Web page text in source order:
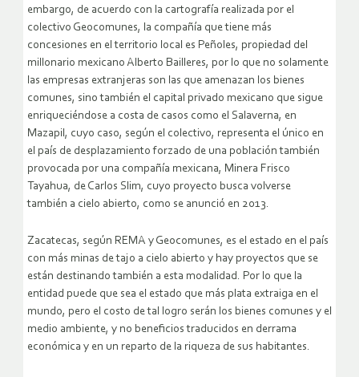
embargo, de acuerdo con la cartografía realizada por el
colectivo Geocomunes, la compañía que tiene más
concesiones en el territorio local es Peñoles, propiedad del
millonario mexicano Alberto Bailleres, por lo que no solamente
las empresas extranjeras son las que amenazan los bienes
comunes, sino también el capital privado mexicano que sigue
enriqueciéndose a costa de casos como el Salaverna, en
Mazapil, cuyo caso, según el colectivo, representa el único en
el país de desplazamiento forzado de una población también
provocada por una compañía mexicana, Minera Frisco
Tayahua, de Carlos Slim, cuyo proyecto busca volverse
también a cielo abierto, como se anunció en 2013.
Zacatecas, según REMA y Geocomunes, es el estado en el país
con más minas de tajo a cielo abierto y hay proyectos que se
están destinando también a esta modalidad. Por lo que la
entidad puede que sea el estado que más plata extraiga en el
mundo, pero el costo de tal logro serán los bienes comunes y el
medio ambiente, y no beneficios traducidos en derrama
económica y en un reparto de la riqueza de sus habitantes.